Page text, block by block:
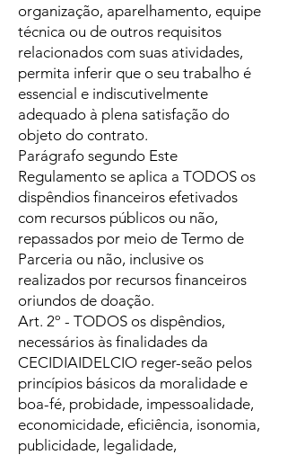
organização, aparelhamento, equipe
técnica ou de outros requisitos
relacionados com suas atividades,
permita inferir que o seu trabalho é
essencial e indiscutivelmente
adequado à plena satisfação do
objeto do contrato.
Parágrafo segundo Este
Regulamento se aplica a TODOS os
dispêndios financeiros efetivados
com recursos públicos ou não,
repassados por meio de Termo de
Parceria ou não, inclusive os
realizados por recursos financeiros
oriundos de doação.
Art. 2º - TODOS os dispêndios,
necessários às finalidades da
CECIDIAIDELCIO reger-seão pelos
princípios básicos da moralidade e
boa-fé, probidade, impessoalidade,
economicidade, eficiência, isonomia,
publicidade, legalidade,